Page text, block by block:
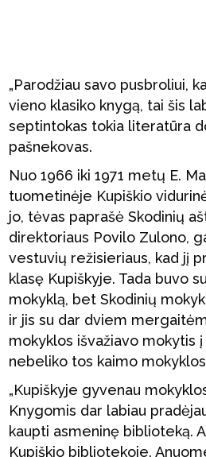
„Parodžiau savo pusbroliui,
vieno klasiko knygą, tai šis
septintokas tokia literatūra
pašnekovas.
Nuo 1966 iki 1971 metų E.
tuometinėje Kupiškio
jo, tėvas paprašė Skodinių
direktoriaus Povilo Zulono,
vestuvių režisieriaus, kad jį
klasę Kupiškyje. Tada buvo
mokyklą, bet Skodinių
ir jis su dar dviem
mokyklos išvažiavo mokytis
nebeliko tos kaimo
„Kupiškyje gyvenau
Knygomis dar labiau
kaupti asmeninę biblioteką.
Kupiškio bibliotekoje.